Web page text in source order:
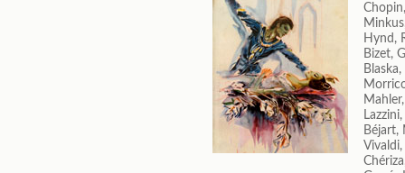
Hynd,
Bizet,
Blaska,
Béjart,